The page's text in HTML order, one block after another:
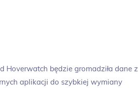
Hoverwatch będzie gromadziła dane z
aplikacji do szybkiej wymiany